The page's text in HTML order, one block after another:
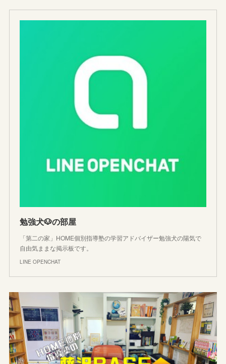
勉強犬🐶の部屋
「第二の家」HOME個別指導塾の学習アドバイザー勉強犬の陽気で
自由気ままな掲示板です。
LINE OPENCHAT